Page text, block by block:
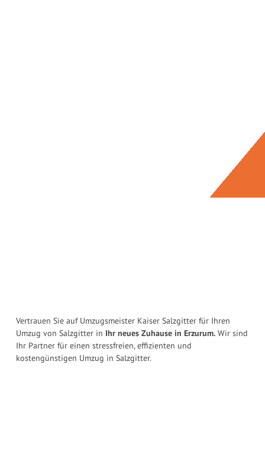
Vertrauen Sie auf Umzugsmeister Kaiser Salzgitter für Ihren
Umzug von Salzgitter in Ihr neues Zuhause in Erzurum. Wir sind
Ihr Partner für einen stressfreien, effizienten und
kostengünstigen Umzug in Salzgitter.